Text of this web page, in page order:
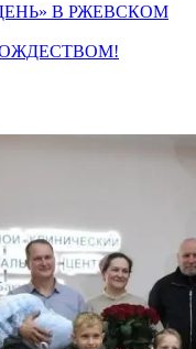
В РЖЕВСКОМ